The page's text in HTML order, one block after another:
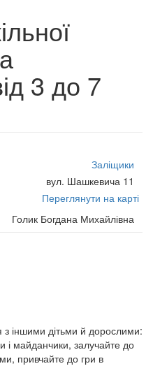
3 до 7
Заліщики
вул. Шашкевича 11
Переглянути на карті
Голик Богдана Михайлівна
з іншими дітьми й дорослими:
і майданчики, залучайте до
привчайте до гри в